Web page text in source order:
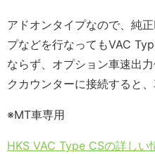
アドオンタイプなので、純
プなどを行なってもVAC
ならず、オプション車速出
クカウンターに接続すると
※MT車専用
HKS VAC Type CSの詳しい